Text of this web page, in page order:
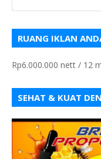
RUANG IKLAN
Rp6.000.000 nett / 12
SEHAT & KUAT